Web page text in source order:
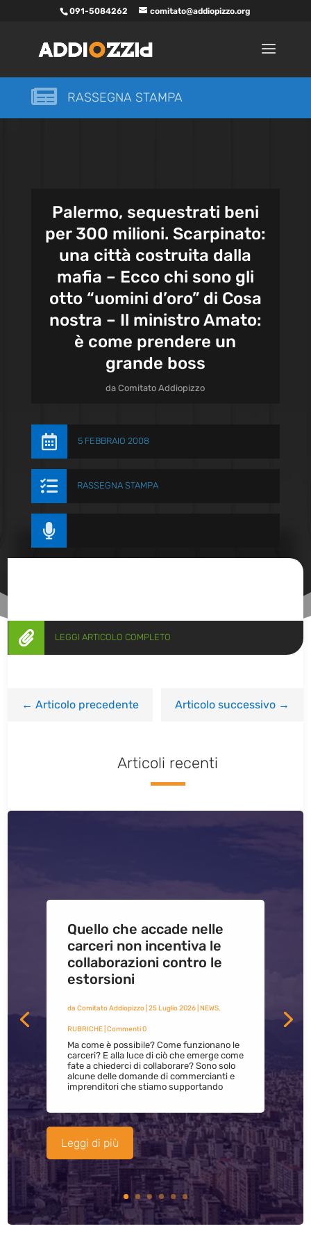
091-5084262 comitato@addiopizzo.org
 RASSEGNA STAMPA
Palermo, sequestrati beni
per 300 milioni. Scarpinato:
una città costruita dalla
mafia – Ecco chi sono gli
otto “uomini d’oro” di Cosa
nostra – Il ministro Amato:
è come prendere un
grande boss
daComitato Addiopizzo
 5 FEBBRAIO 2008
 RASSEGNA STAMPA

 LEGGI ARTICOLO COMPLETO
←Articolo precedente Articolo successivo→
Articoli recenti
Quello che accade nelle
carceri non incentiva le
collaborazioni contro le
estorsioni
da Comitato Addiopizzo| 25 Luglio 2026| NEWS,
RUBRICHE| Commenti 0
Ma come è possibile? Come funzionano le
carceri? E alla luce di ciò che emerge come
fate a chiederci di collaborare? Sono solo
alcune delle domande di commercianti e
imprenditori che stiamo supportando
Leggi di più